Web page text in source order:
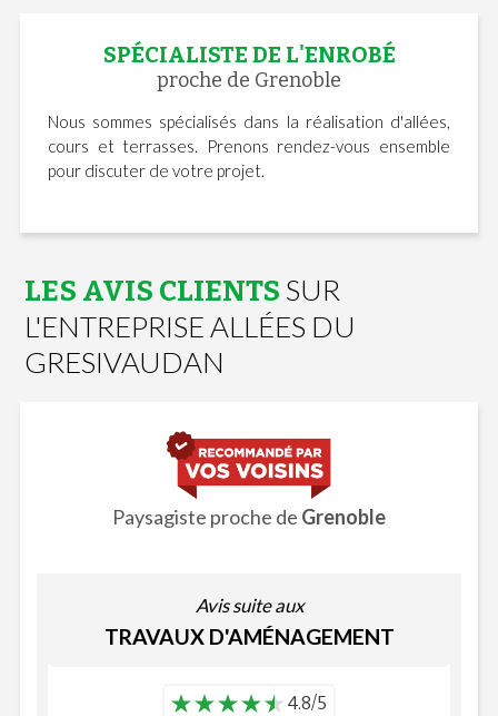
SPÉCIALISTE DE L'ENROBÉ
proche de Grenoble
Nous sommes spécialisés dans la réalisation d'allées,
cours et terrasses. Prenons rendez-vous ensemble
pour discuter de votre projet.
LES AVIS CLIENTS SUR
L'ENTREPRISE ALLÉES DU
GRESIVAUDAN
Paysagiste proche de Grenoble
Avis suite aux
TRAVAUX D'AMÉNAGEMENT
4.8/5